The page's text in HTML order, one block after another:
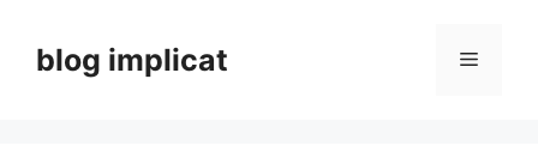
contentblog implicat Menu